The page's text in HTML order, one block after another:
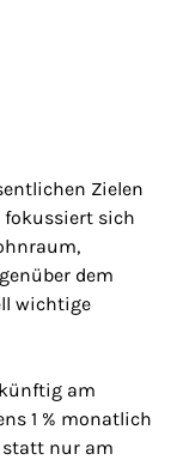
Zielen
fokussiert sich
dem
wichtige
am
1 % monatlich
statt nur am